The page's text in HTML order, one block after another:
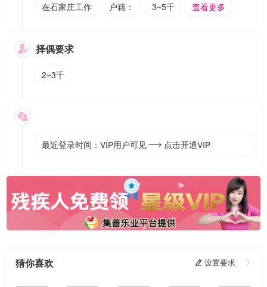
在石家庄工作
户籍： 3~5千 查看更多
 择偶要求
2~3千

最近登录时间：VIP用户可见  点击开通VIP
猜你喜欢  设置要求 